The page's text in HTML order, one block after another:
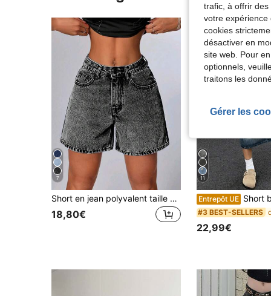
7
Short en jean polyvalent taille haute pour femme, délavé vintage, coupe ample, longueur genou, style rétro décontracté, mode d'été noir, jorts
18,80€
11
Entrepôt UE Short bermuda en jean Y2K vintage délavé à
#3 BEST-SELLERS
22,99€
trafic, à offrir
votre expérience
cookies
désactiver en
site web. Pour
optionnels,
traitons les
Gérer les